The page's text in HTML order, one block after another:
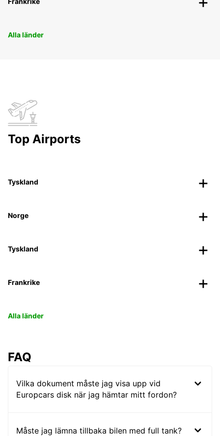
Alla länder
Top Airports
Tyskland
Norge
Tyskland
Frankrike
Alla länder
FAQ
Vilka dokument måste jag visa upp vid
Europcars disk när jag hämtar mitt fordon?
Måste jag lämna tillbaka bilen med full tank?